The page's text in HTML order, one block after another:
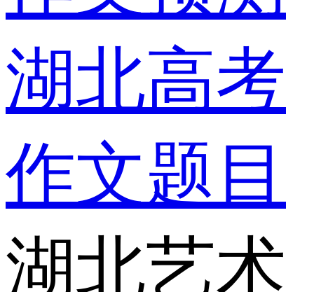
湖北高考
作文题目
湖北艺术